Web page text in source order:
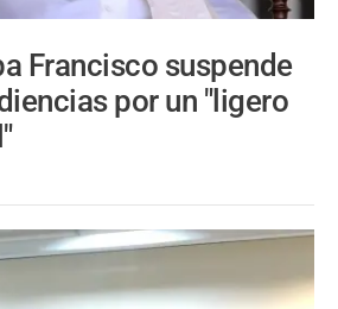
Francisco suspende
por un "ligero